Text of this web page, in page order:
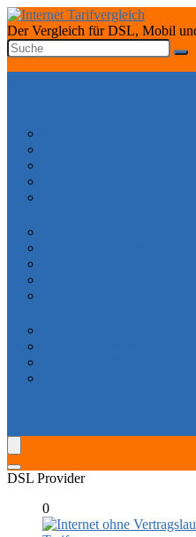
Der Vergleich für DSL, Mobil
DSL Provider
0